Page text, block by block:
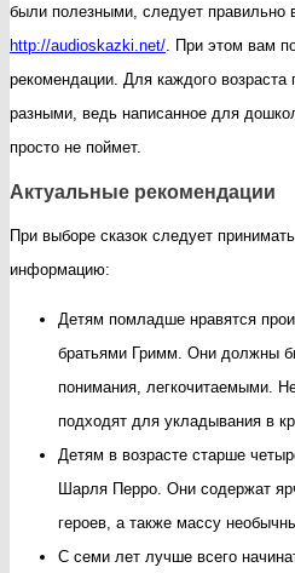
были полезными, следует правильно
http://audioskazki.net/ . При этом вам
рекомендации. Для каждого
разными, ведь написанное для
просто не поймет.
Актуальные рекомендации
При выборе сказок следует
информацию:
Детям помладше нравятся
братьями Гримм. Они должны
понимания, легкочитаемыми.
подходят для укладывания в
Детям в возрасте старше
Шарля Перро. Они содержат
героев, а также массу
С семи лет лучше всего